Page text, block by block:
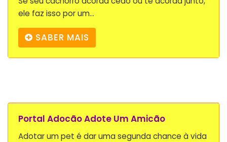
ele faz isso por um...
SABER MAIS
Portal Adocão Adote Um Amicão
Adotar um pet é dar uma segunda chance à vida